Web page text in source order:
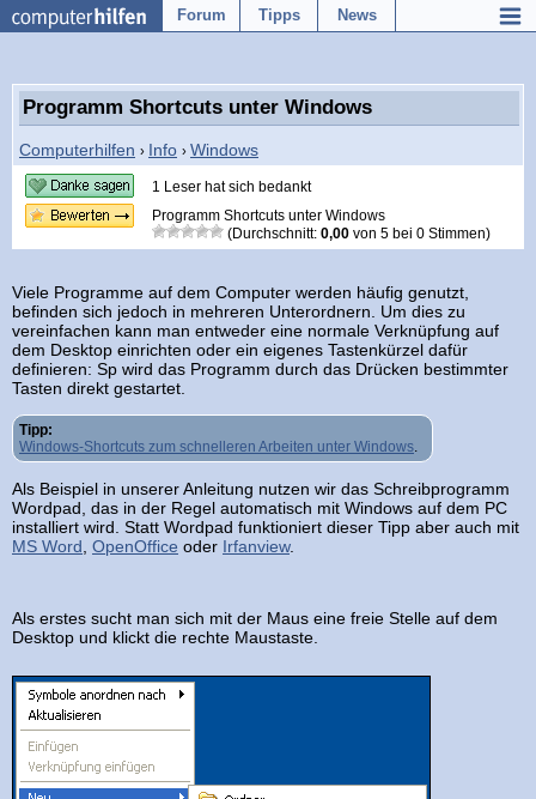
Forum Tipps News
Programm Shortcuts unter Windows
Computerhilfen › Info › Windows
1 Leser hat sich bedankt
Programm Shortcuts unter Windows
(Durchschnitt: 0,00 von 5 bei 0 Stimmen)
Viele Programme auf dem Computer werden häufig genutzt,
befinden sich jedoch in mehreren Unterordnern. Um dies zu
vereinfachen kann man entweder eine normale Verknüpfung auf
dem Desktop einrichten oder ein eigenes Tastenkürzel dafür
definieren: Sp wird das Programm durch das Drücken bestimmter
Tasten direkt gestartet.
Tipp:
Windows-Shortcuts zum schnelleren Arbeiten unter Windows.
Als Beispiel in unserer Anleitung nutzen wir das Schreibprogramm
Wordpad, das in der Regel automatisch mit Windows auf dem PC
installiert wird. Statt Wordpad funktioniert dieser Tipp aber auch mit
MS Word OpenOffice oder Irfanview.
Als erstes sucht man sich mit der Maus eine freie Stelle auf dem
Desktop und klickt die rechte Maustaste.